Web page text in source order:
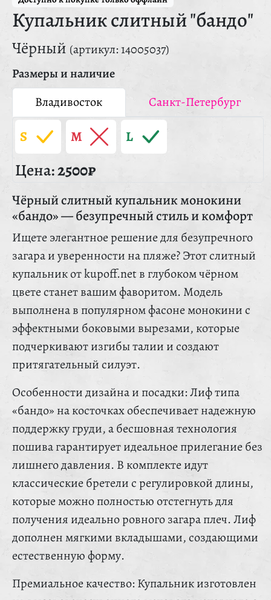
Купальник слитный "бандо"
Чёрный (артикул: 14005037)
Размеры и наличие
Владивосток
Санкт-Петербург
S M L
Цена:2500₽
Чёрный слитный купальник монокини
«бандо» — безупречный стиль и комфорт
Ищете элегантное решение для безупречного
загара и уверенности на пляже? Этот слитный
купальник от kupoff.net в глубоком чёрном
цвете станет вашим фаворитом. Модель
выполнена в популярном фасоне монокини с
эффектными боковыми вырезами, которые
подчеркивают изгибы талии и создают
притягательный силуэт.
Особенности дизайна и посадки: Лиф типа
«бандо» на косточках обеспечивает надежную
поддержку груди, а бесшовная технология
пошива гарантирует идеальное прилегание без
лишнего давления. В комплекте идут
классические бретели с регулировкой длины,
которые можно полностью отстегнуть для
получения идеально ровного загара плеч. Лиф
дополнен мягкими вкладышами, создающими
естественную форму.
Премиальное качество: Купальник изготовлен